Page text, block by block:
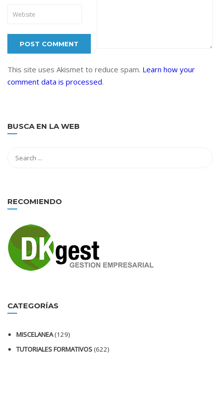
This site uses Akismet to reduce spam. Learn how your
comment data is processed.
BUSCA EN LA WEB
RECOMIENDO
CATEGORÍAS
MISCELANEA(129)
TUTORIALES FORMATIVOS(622)